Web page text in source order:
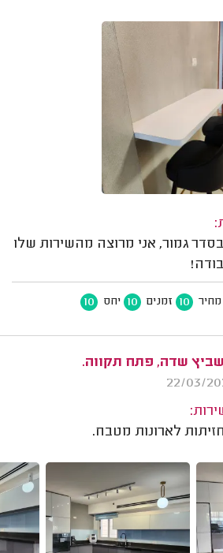
בסדר גמור, אני מרוצה מהשירות שלו
מחיר 10 זמנים 10 יחס 10
שדה, פתח תקווה.
לארונות מטבח.